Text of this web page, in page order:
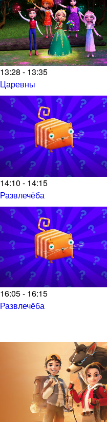
13:28 - 13:35
Царевны
14:10 - 14:15
Развлечёба
16:05 - 16:15
Развлечёба